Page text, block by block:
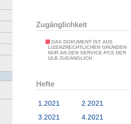
Zugänglichkeit
DAS DOKUMENT IST AUS
LIZENZRECHTLICHEN GRÜNDEN
NUR AN DEN SERVICE-PCS DER
ULB ZUGÄNGLICH.
Hefte
1.2021
2.2021
3.2021
4.2021